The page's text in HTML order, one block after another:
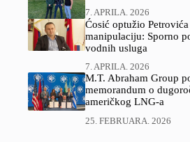
7. APRILA. 2026
Ćosić optužio Petrovića
manipulaciju: Sporno
vodnih usluga
7. APRILA. 2026
M.T. Abraham Group
memorandum o
američkog LNG-a
25. FEBRUARA. 2026